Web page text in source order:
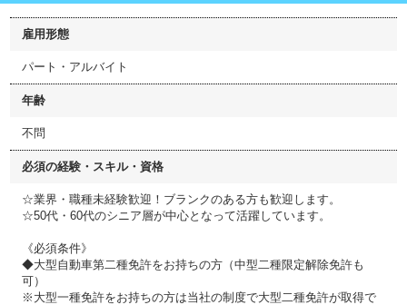
雇用形態
パート・アルバイト
年齢
不問
必須の経験・スキル・資格
☆業界・職種未経験歓迎！ブランクのある方も歓迎します。
☆50代・60代のシニア層が中心となって活躍しています。
《必須条件》
◆大型自動車第二種免許をお持ちの方（中型二種限定解除免許も
可）
※大型一種免許をお持ちの方は当社の制度で大型二種免許が取得で